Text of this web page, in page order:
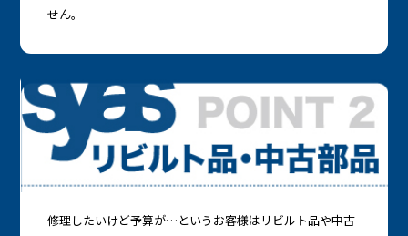
せん。
修理したいけど予算が…というお客様はリビルト品や中古